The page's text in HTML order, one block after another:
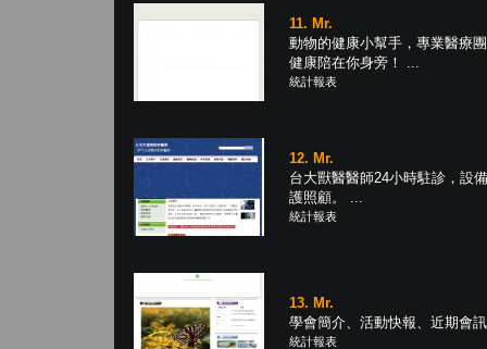
11. Mr.
動物的健康小幫手，專業醫療
健康陪在你身旁！ ...
統計報表
12. Mr.
台大獸醫醫師24小時駐診，設
護照顧。 ...
統計報表
13. Mr.
學會簡介、活動快報、近期會
統計報表